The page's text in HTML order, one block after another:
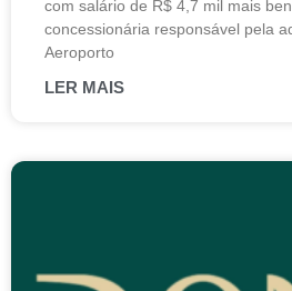
com salário de R$ 4,7 mil mais
concessionária responsável pela
Aeroporto
LER MAIS